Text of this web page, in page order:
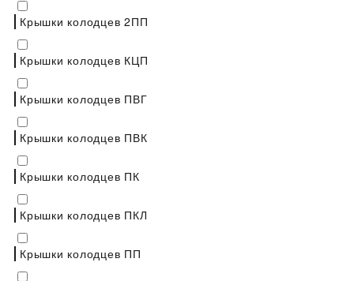
Крышки колодцев 2ПП
Крышки колодцев КЦП
Крышки колодцев ПВГ
Крышки колодцев ПВК
Крышки колодцев ПК
Крышки колодцев ПКЛ
Крышки колодцев ПП